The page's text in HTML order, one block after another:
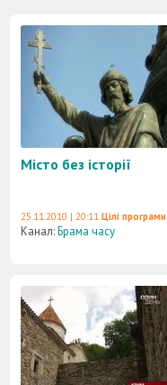
Місто без історії
25.11.2010 | 20:11 Цілі програми
Канал:Брама часу